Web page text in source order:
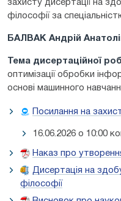
захисту дисертації на
філософії за
БАЛВАК Андрій
Тема дисертаційної
оптимізації обробки
основі машинного
Посилання на
16.06.2026 о 10:00
Наказ про
Дисертація на
філософії